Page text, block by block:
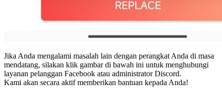
Jika Anda mengalami masalah lain dengan perangkat Anda di masa
mendatang, silakan klik gambar di bawah ini untuk menghubungi
layanan pelanggan Facebook atau administrator Discord.
Kami akan secara aktif memberikan bantuan kepada Anda!